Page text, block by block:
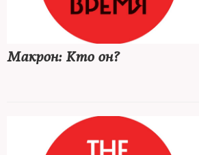
Макрон: Кто он?